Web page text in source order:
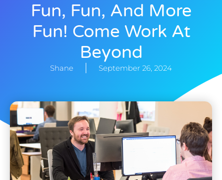
Fun, Fun, And More
Fun! Come Work At
Beyond
Shane September 26, 2024